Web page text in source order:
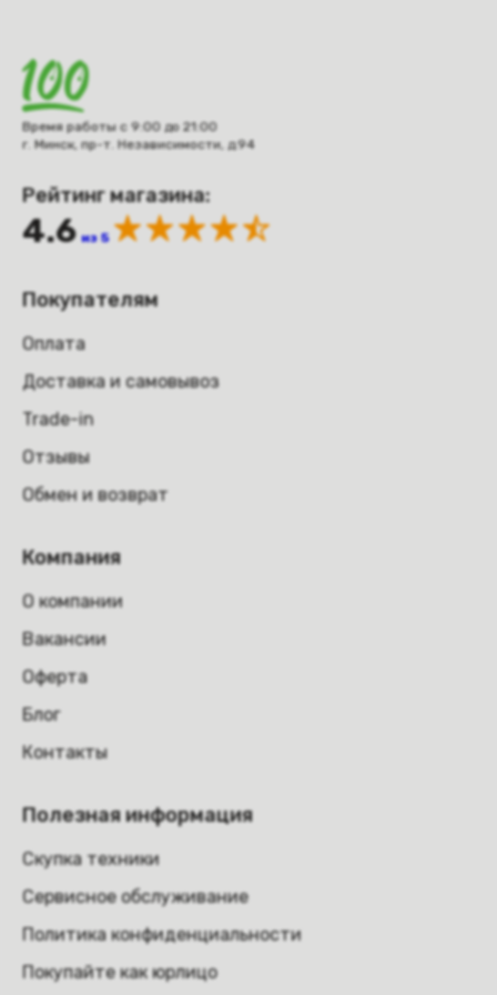
Время работы с 9:00 до 21:00
г. Минск, пр-т. Независимости, д.94
Рейтинг магазина:
4.6 из 5
Покупателям
Оплата
Доставка и самовывоз
Trade-in
Отзывы
Обмен и возврат
Компания
О компании
Вакансии
Оферта
Блог
Контакты
Полезная информация
Скупка техники
Сервисное обслуживание
Политика конфиденциальности
Покупайте как юрлицо